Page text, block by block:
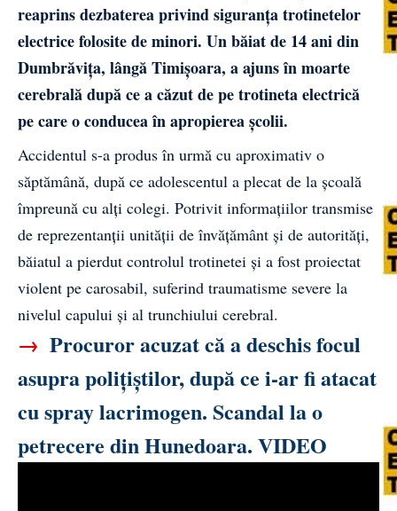
reaprins dezbaterea privind siguranța trotinetelor
electrice folosite de minori. Un băiat de 14 ani din
Dumbrăvița, lângă Timișoara, a ajuns în moarte
cerebrală după ce a căzut de pe trotineta electrică
pe care o conducea în apropierea școlii.
Accidentul s-a produs în urmă cu aproximativ o
săptămână, după ce adolescentul a plecat de la școală
împreună cu alți colegi. Potrivit informațiilor transmise
de reprezentanții unității de învățământ și de autorități,
băiatul a pierdut controlul trotinetei și a fost proiectat
violent pe carosabil, suferind traumatisme severe la
nivelul capului și al trunchiului cerebral.
→ Procuror acuzat că a deschis focul
asupra polițiștilor, după ce i-ar fi atacat
cu spray lacrimogen. Scandal la o
petrecere din Hunedoara. VIDEO